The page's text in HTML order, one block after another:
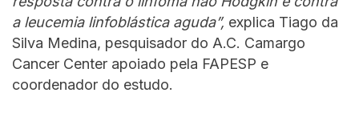
a leucemia linfoblástica aguda”, explica Tiago da
Silva Medina, pesquisador do A.C. Camargo
Cancer Center apoiado pela FAPESP e
coordenador do estudo.